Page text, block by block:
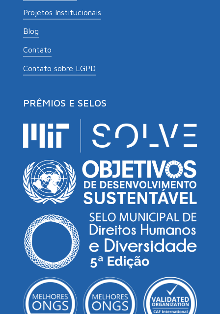
Projetos Institucionais
Blog
Contato
Contato sobre LGPD
PRÊMIOS E SELOS